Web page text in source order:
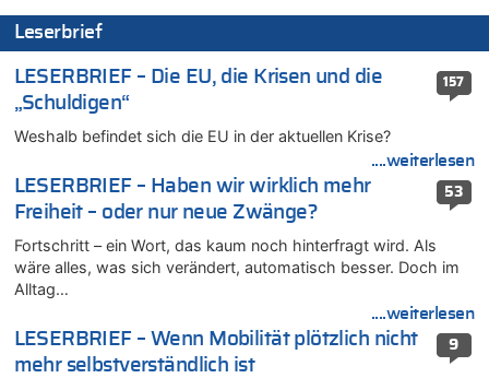
06.08.2026 - 11:52 von Hubert F. zu
Zweite Hitzewelle in diesem Sommer ist jetzt amtlich
06.08.2026 - 11:46 von Ermitler zu
Zweite Hitzewelle in diesem Sommer ist jetzt amtlich
Eschweiler: 16-Jähriger soll seine Oma ermordet haben
Zweite Hitzewelle in diesem Sommer ist jetzt amtlich
Wie kam es zur Ceuta-Krise?
06.08.2026 - 10:39 von Mungo zu
Wasserstand des Rheins in NRW so niedrig wie noch nie
06.08.2026 - 10:34 von Ostbelgien Direkt zu
Tessa Wullaert knackt die 100-Tore-Marke für die Red Flames
Leserbrief
157
LESERBRIEF – Die EU, die Krisen und die
„Schuldigen“
Weshalb befindet sich die EU in der aktuellen Krise?
....weiterlesen
53
LESERBRIEF – Haben wir wirklich mehr
Freiheit – oder nur neue Zwänge?
Fortschritt – ein Wort, das kaum noch hinterfragt wird. Als
wäre alles, was sich verändert, automatisch besser. Doch im
Alltag…
....weiterlesen
9
LESERBRIEF – Wenn Mobilität plötzlich nicht
mehr selbstverständlich ist